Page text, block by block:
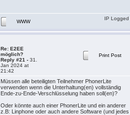
WWW
IP Logged
Re: E2EE
möglich?
Reply #21 - 31.
Jan 2024 at
21:42
Print Post
Müssen alle beteiligten Teilnehmer PhonerLite
verwenden wenn die Unterhaltung(en) vollständig
Ende-zu-Ende-Verschlüsselung haben soll(en)?
Oder könnte auch einer PhonerLite und ein anderer
z.B: Linphone oder auch andere Software (und jedes